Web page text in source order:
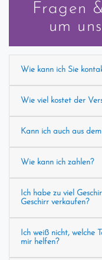
Fragen
um
Wie kann ich Sie
Wie viel kostet der
Kann ich auch aus
Wie kann ich zahlen?
Ich habe zu viel
Geschirr verkaufen?
Ich weiß nicht, welche
mir helfen?